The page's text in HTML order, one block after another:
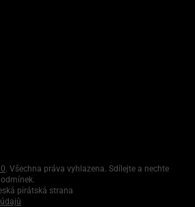
. Všechna práva vyhlazena. Sdílejte a nechte
pirátská strana